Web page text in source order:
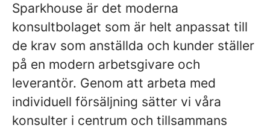
Sparkhouse är det moderna
konsultbolaget som är helt anpassat till
de krav som anställda och kunder ställer
på en modern arbetsgivare och
leverantör. Genom att arbeta med
individuell försäljning sätter vi våra
konsulter i centrum och tillsammans